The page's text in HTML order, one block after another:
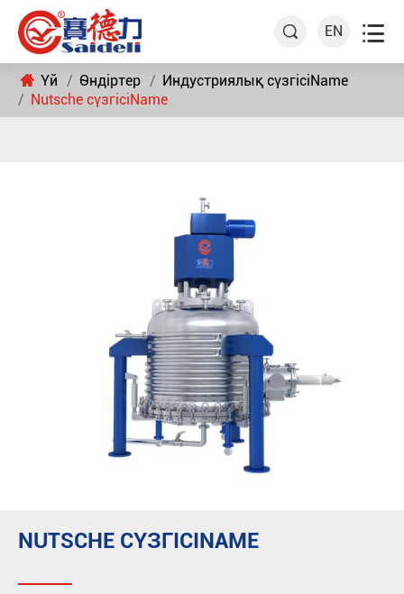
 EN 
Үй Өндіртер
Индустриялық сүзгісіName
Nutsche сүзгісіName
NUTSCHE СҮЗГІСІNAME